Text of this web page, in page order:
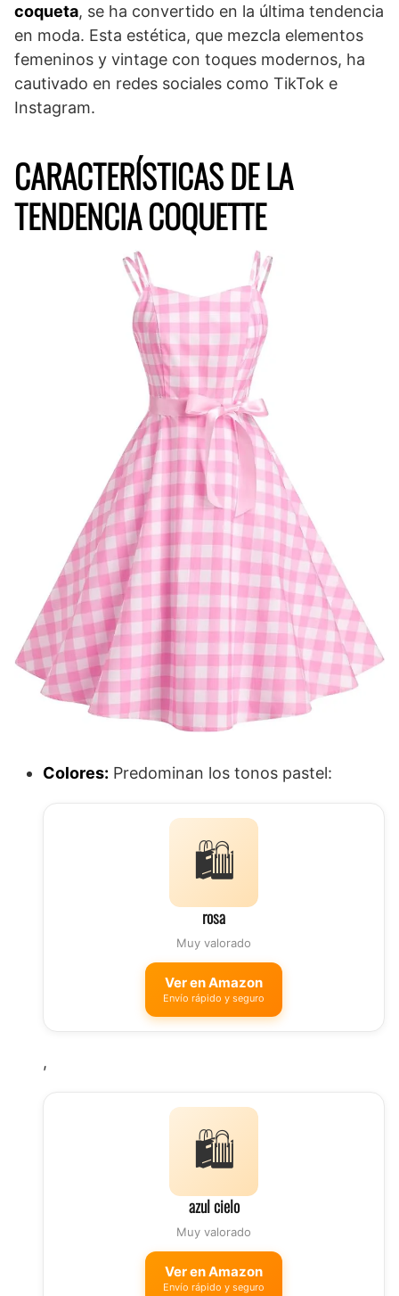
coqueta, se ha convertido en la última tendencia
en moda. Esta estética, que mezcla elementos
femeninos y vintage con toques modernos, ha
cautivado en redes sociales como TikTok e
Instagram.
CARACTERÍSTICAS DE LA
TENDENCIA COQUETTE
Colores: Predominan los tonos pastel:
🛍️
rosa
Muy valorado
Ver en Amazon
Envío rápido y seguro
,
🛍️
azul cielo
Muy valorado
Ver en Amazon
Envío rápido y seguro